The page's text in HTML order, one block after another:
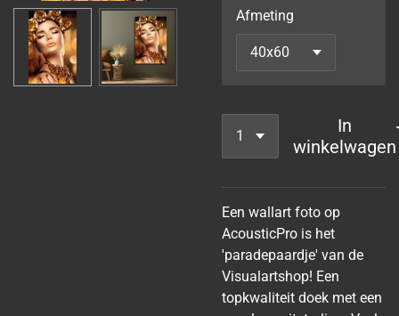
Afmeting
In
winkelwagen
Een wallart foto op
AcousticPro is het
'paradepaardje' van de
Visualartshop! Een
topkwaliteit doek met een